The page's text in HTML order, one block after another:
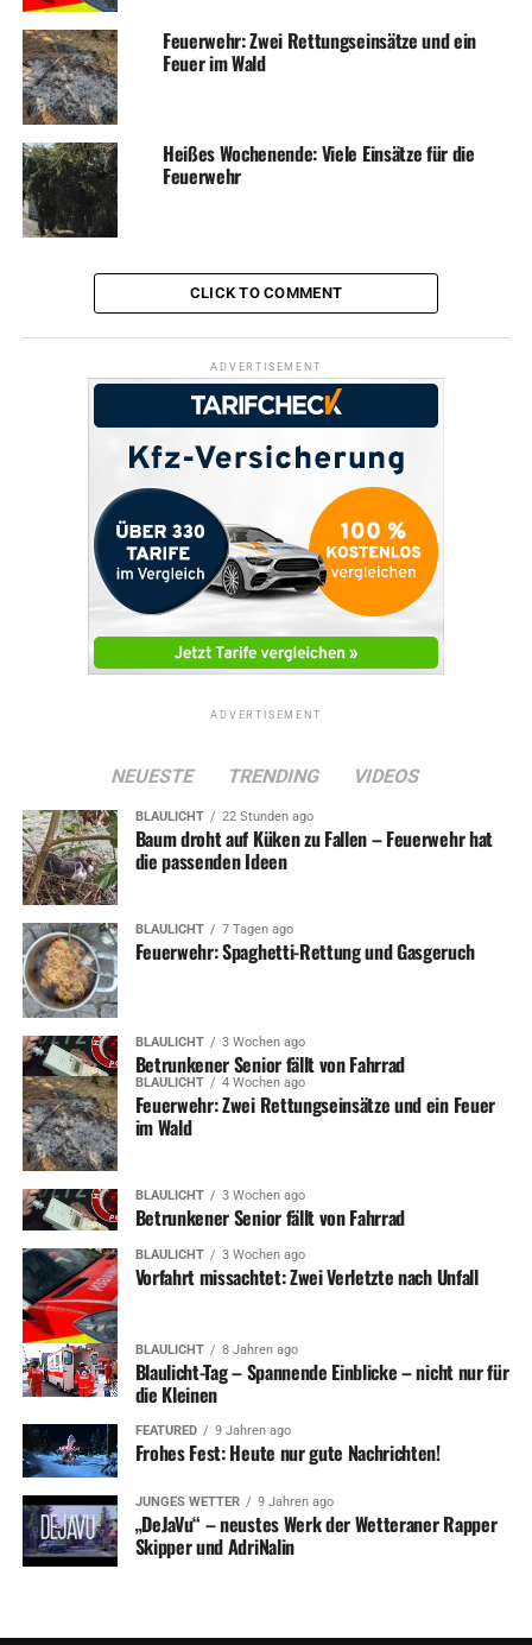
Feuerwehr: Zwei Rettungseinsätze und ein
Feuer im Wald
Heißes Wochenende: Viele Einsätze für die
Feuerwehr
CLICK TO COMMENT
ADVERTISEMENT
ADVERTISEMENT
NEUESTE TRENDING VIDEOS
BLAULICHT 22 Stunden ago
Baum droht auf Küken zu Fallen – Feuerwehr hat
die passenden Ideen
BLAULICHT 7 Tagen ago
Feuerwehr: Spaghetti-Rettung und Gasgeruch
BLAULICHT 3 Wochen ago
Betrunkener Senior fällt von Fahrrad
BLAULICHT 4 Wochen ago
Feuerwehr: Zwei Rettungseinsätze und ein Feuer
im Wald
BLAULICHT 3 Wochen ago
Betrunkener Senior fällt von Fahrrad
BLAULICHT 3 Wochen ago
Vorfahrt missachtet: Zwei Verletzte nach Unfall
BLAULICHT 8 Jahren ago
Blaulicht-Tag – Spannende Einblicke – nicht nur für
die Kleinen
FEATURED 9 Jahren ago
Frohes Fest: Heute nur gute Nachrichten!
JUNGES WETTER 9 Jahren ago
„DeJaVu“ – neustes Werk der Wetteraner Rapper
Skipper und AdriNalin